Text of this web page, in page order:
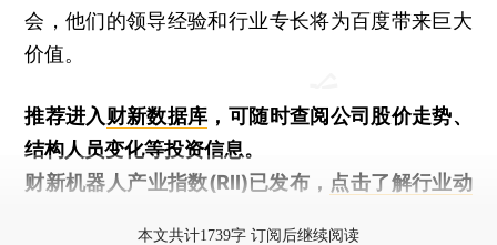
会，他们的领导经验和行业专长将为百度带来巨大
价值。
推荐进入财新数据库 ，可随时查阅公司股价走势、
结构人员变化等投资信息。
财新机器人产业指数(RII)已发布， 点击了解行业动
本文共计1739字 订阅后继续阅读